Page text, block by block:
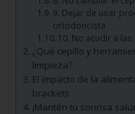
9. Dejar de usar
ortodoncista
10. No acudir a
¿Qué cepillo y
limpieza?
El impacto de la
brackets
¡Mantén tu sonrisa